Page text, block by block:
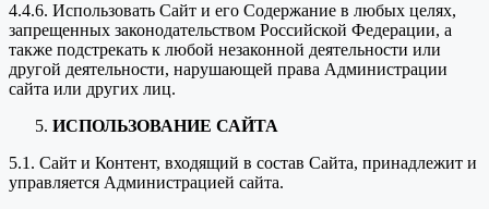
4.4.6. Использовать Сайт и его Содержание в любых целях,
запрещенных законодательством Российской Федерации, а
также подстрекать к любой незаконной деятельности или
другой деятельности, нарушающей права Администрации
сайта или других лиц.
ИСПОЛЬЗОВАНИЕ САЙТА
5.1. Сайт и Контент, входящий в состав Сайта, принадлежит и
управляется Администрацией сайта.